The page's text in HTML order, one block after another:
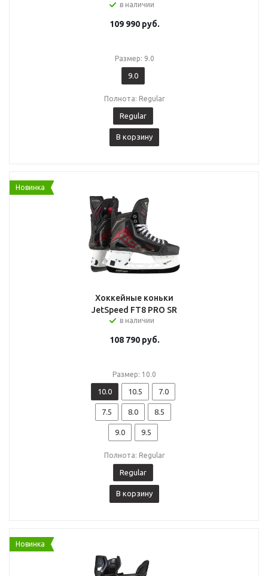
в наличии
109 990руб.
Размер: 9.0
9.0
Полнота: Regular
Regular
В корзину
Новинка
Хоккейные коньки
JetSpeed FT8 PRO SR
в наличии
108 790руб.
Размер: 10.0
10.0 10.5 7.0
7.5 8.0 8.5
9.0 9.5
Полнота: Regular
Regular
В корзину
Новинка